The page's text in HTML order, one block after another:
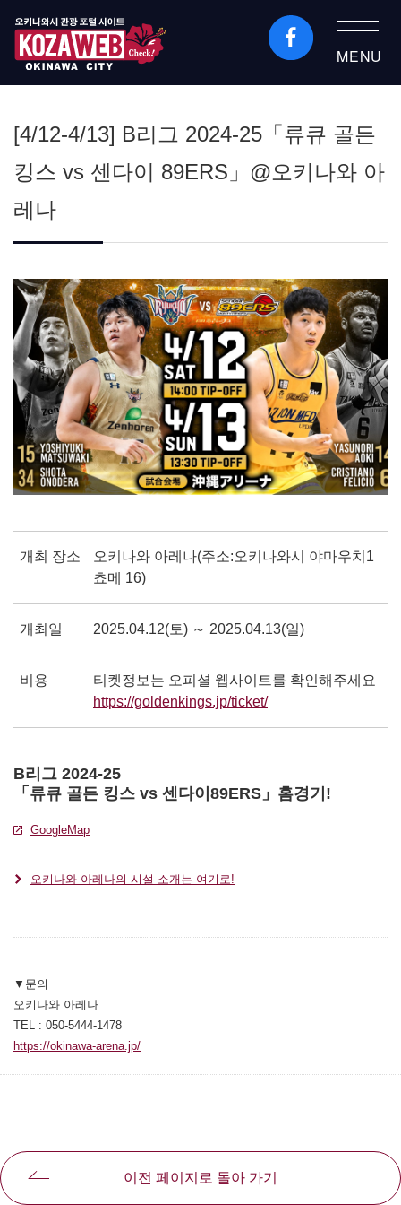
오키나와시 관광 포털
MENU
[4/12-4/13] B리그 2024-25「류큐 골든
킹스 vs 센다이 89ERS」@오키나와 아
레나
개최 장소
오키나와 아레나(주소:오키나와시 야마우치1
쵸메 16)
개최일 2025.04.12(토) ～ 2025.04.13(일)
비용
티켓정보는 오피셜 웹사이트를 확인해주세요
https://goldenkings.jp/ticket/別ウィンドウで開き
B리그 2024-25
「류큐 골든 킹스 vs 센다이89ERS」홈경기!
GoogleMap
오키나와 아레나의 시설 소개는 여기로!
▼문의
오키나와 아레나
TEL : 050-5444-1478
https://okinawa-arena.jp/
이전 페이지로 돌아 가기